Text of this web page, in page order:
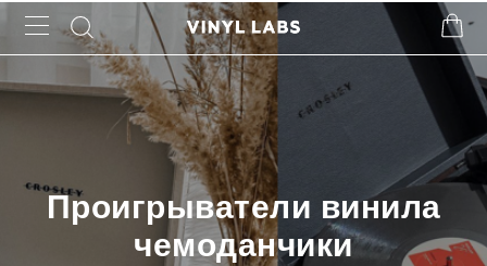
Проигрыватели винила
чемоданчики